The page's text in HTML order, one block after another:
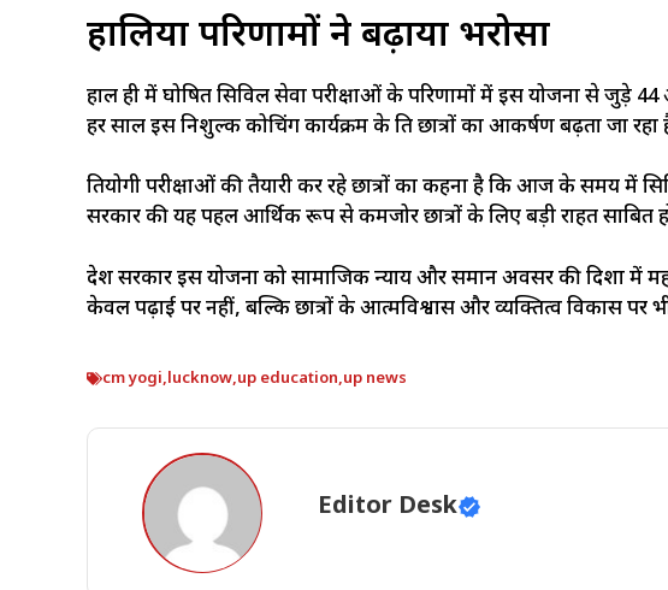
हालिया परिणामों ने बढ़ाया भरोसा
हाल ही में घोषित सिविल सेवा परीक्षाओं के परिणामों में इस योजना से जुड़े
हर साल इस निशुल्क कोचिंग कार्यक्रम के प्रति छात्रों का आकर्षण बढ़ता जा रहा
प्रतियोगी परीक्षाओं की तैयारी कर रहे छात्रों का कहना है कि आज के समय में
सरकार की यह पहल आर्थिक रूप से कमजोर छात्रों के लिए बड़ी राहत साबित
प्रदेश सरकार इस योजना को सामाजिक न्याय और समान अवसर की दिशा में
केवल पढ़ाई पर नहीं, बल्कि छात्रों के आत्मविश्वास और व्यक्तित्व विकास पर
cm yogi,lucknow,up education,up news
Editor Desk